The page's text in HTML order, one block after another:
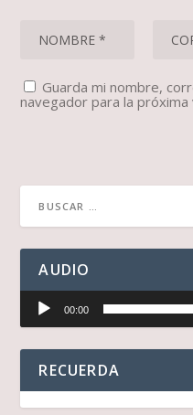
Guarda mi nombre,
navegador para la
AUDIO
Reproductor
audio
00:00
RECUERDA